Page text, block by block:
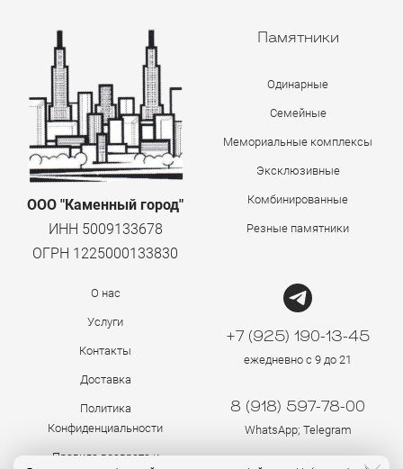
ООО "Каменный город"
ИНН 5009133678
ОГРН 1225000133830
Памятники
Одинарные
Семейные
Мемориальные комплексы
Эксклюзивные
Комбинированные
Резные памятники
О нас
Услуги
Контакты
Доставка
Политика
Конфиденциальности
Правила возврата и
+7 (925) 190-13-45
ежедневно с 9 до 21
8 (918) 597-78-00
WhatsApp; Telegram